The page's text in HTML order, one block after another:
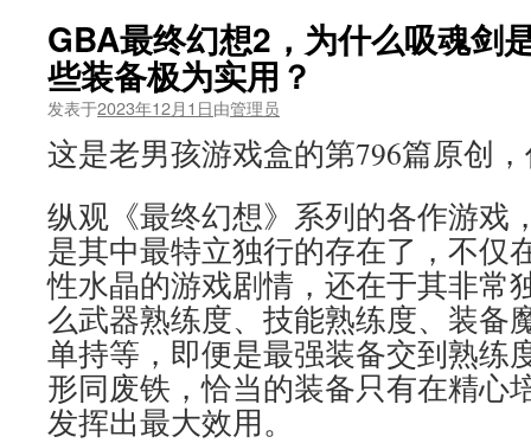
GBA最终幻想2，为什么吸魂剑
些装备极为实用？
发表于2023年12月1日由管理员
这是老男孩游戏盒的第796篇原创
纵观《最终幻想》系列的各作游戏
是其中最特立独行的存在了，不仅
性水晶的游戏剧情，还在于其非常
么武器熟练度、技能熟练度、装备
单持等，即便是最强装备交到熟练
形同废铁，恰当的装备只有在精心
发挥出最大效用。